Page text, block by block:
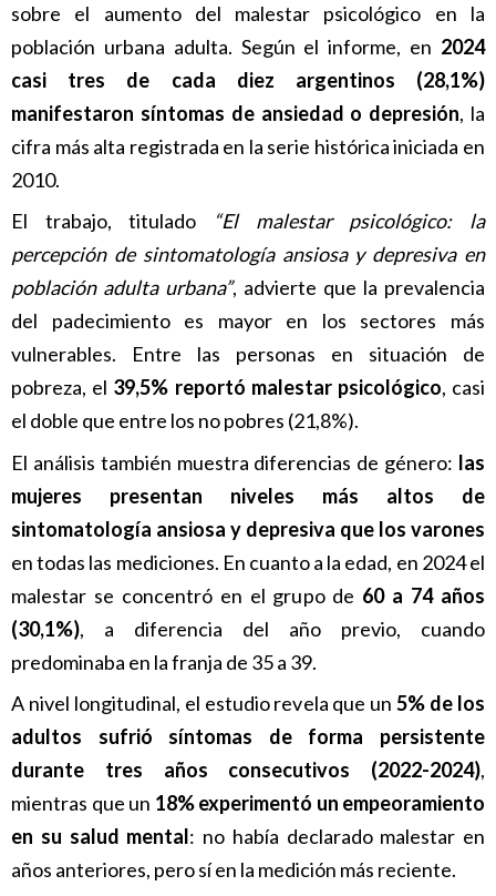
sobre el aumento del malestar psicológico en la
población urbana adulta. Según el informe, en 2024
casi tres de cada diez argentinos (28,1%)
manifestaron síntomas de ansiedad o depresión, la
cifra más alta registrada en la serie histórica iniciada en
2010.
El trabajo, titulado
“El malestar psicológico: la
percepción de sintomatología ansiosa y depresiva en
población adulta urbana”, advierte que la prevalencia
del padecimiento es mayor en los sectores más
vulnerables. Entre las personas en situación de
pobreza, el 39,5% reportó malestar psicológico, casi
el doble que entre los no pobres (21,8%).
El análisis también muestra diferencias de género: las
mujeres presentan niveles más altos de
sintomatología ansiosa y depresiva que los varones
en todas las mediciones. En cuanto a la edad, en 2024 el
malestar se concentró en el grupo de 60 a 74 años
(30,1%), a diferencia del año previo, cuando
predominaba en la franja de 35 a 39.
A nivel longitudinal, el estudio revela que un5% de los
adultos sufrió síntomas de forma persistente
durante tres años consecutivos (2022-2024),
mientras que un 18% experimentó un empeoramiento
en su salud mental: no había declarado malestar en
años anteriores, pero sí en la medición más reciente.